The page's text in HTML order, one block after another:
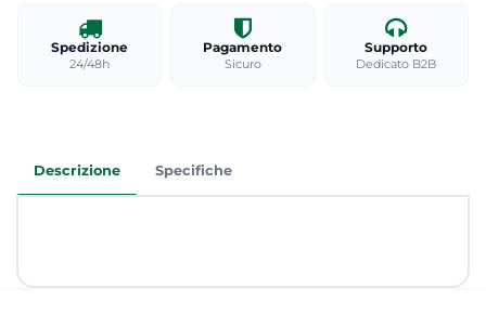
Spedizione
24/48h
Pagamento
Sicuro
Supporto
Dedicato B2B
Descrizione Specifiche